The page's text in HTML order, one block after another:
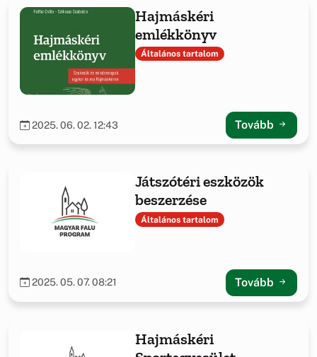
Hajmáskéri
emlékkönyv
Általános tartalom
2025. 06. 02. 12:43 Tovább
Játszótéri eszközök
beszerzése
Általános tartalom
2025. 05. 07. 08:21 Tovább
Hajmáskéri